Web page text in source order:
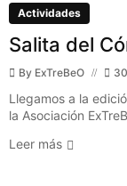
Actividades
Salita del
By ExTreBeO
Llegamos a la
la Asociación
Leer más